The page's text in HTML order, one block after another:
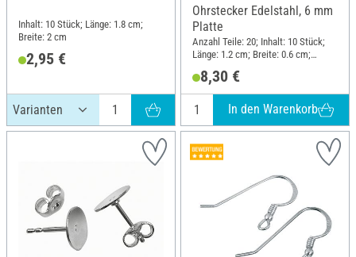
Inhalt: 10 Stück; Länge: 1.8 cm;
Breite: 2 cm
2,95 €
Ohrstecker Edelstahl, 6 mm
Platte
Anzahl Teile: 20; Inhalt: 10 Stück;
Länge: 1.2 cm; Breite: 0.6 cm;
8,30 €
In den Warenkorb